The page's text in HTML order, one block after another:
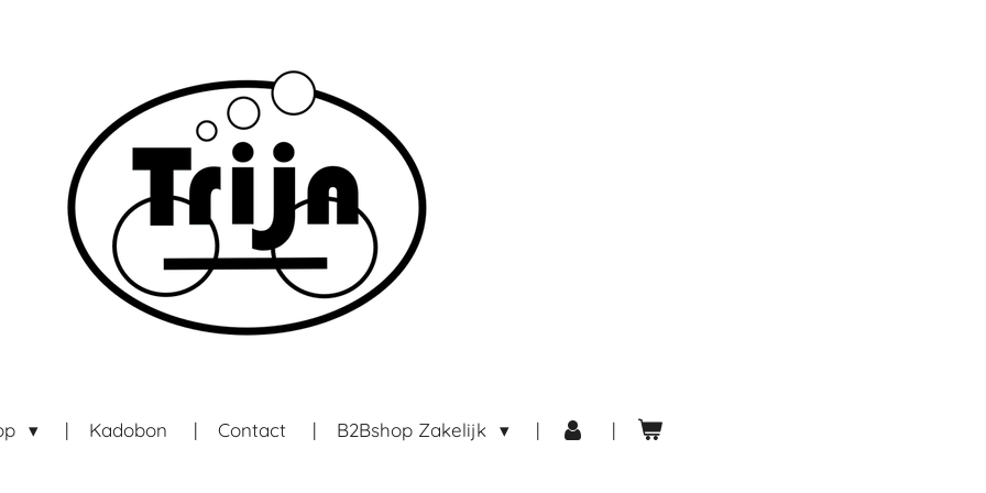
Kadobon Contact B2Bshop Zakelijk